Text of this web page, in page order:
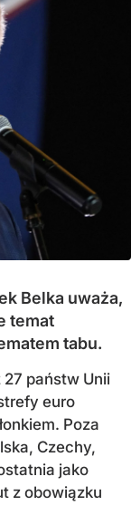
Belka uważa,
temat
tabu.
27 państw Unii
euro
Poza
Czechy,
jako
z obowiązku